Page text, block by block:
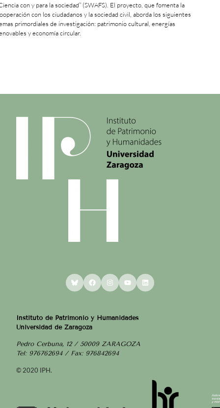
con y para la sociedad” (SWAFS). El proyecto, que fomenta la
con los ciudadanos y la sociedad civil, aborda los siguientes
primordiales de investigación: patrimonio cultural, energías
y economía circular.
BlueskyFacebookInstagram
YouTubeLinkedIn
Instituto de Patrimonio y Humanidades
Universidad de Zaragoza
Pedro Cerbuna, 12 / 50009 ZARAGOZA
Tel: 976762694 / Fax: 976842694
© 2020 IPH.